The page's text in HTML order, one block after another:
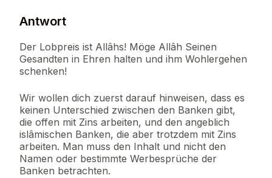
Antwort
Der Lobpreis ist Allâhs! Möge Allâh Seinen
Gesandten in Ehren halten und ihm Wohlergehen
schenken!
Wir wollen dich zuerst darauf hinweisen, dass es
keinen Unterschied zwischen den Banken gibt,
die offen mit Zins arbeiten, und den angeblich
islâmischen Banken, die aber trotzdem mit Zins
arbeiten. Man muss den Inhalt und nicht den
Namen oder bestimmte Werbesprüche der
Banken betrachten.